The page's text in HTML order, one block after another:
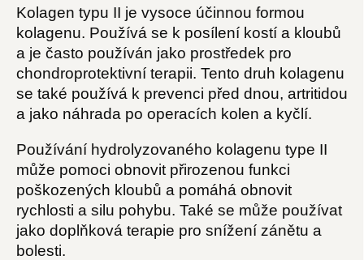
Kolagen typu II je vysoce účinnou formou
kolagenu. Používá se k posílení kostí a kloubů
a je často používán jako prostředek pro
chondroprotektivní terapii. Tento druh kolagenu
se také používá k prevenci před dnou, artritidou
a jako náhrada po operacích kolen a kyčlí.
Používání hydrolyzovaného kolagenu type II
může pomoci obnovit přirozenou funkci
poškozených kloubů a pomáhá obnovit
rychlosti a silu pohybu. Také se může používat
jako doplňková terapie pro snížení zánětu a
bolesti.